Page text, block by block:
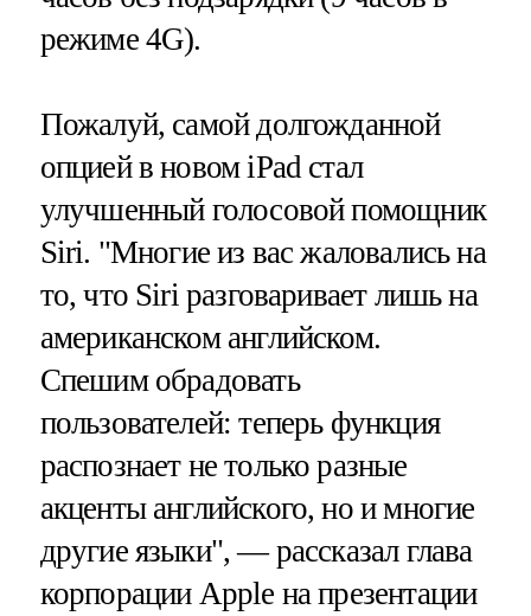
режиме 4G).
Пожалуй, самой долгожданной
опцией в новом iPad стал
улучшенный голосовой помощник
Siri. "Многие из вас жаловались на
то, что Siri разговаривает лишь на
американском английском.
Спешим обрадовать
пользователей: теперь функция
распознает не только разные
акценты английского, но и многие
другие языки", — рассказал глава
корпорации Apple на презентации